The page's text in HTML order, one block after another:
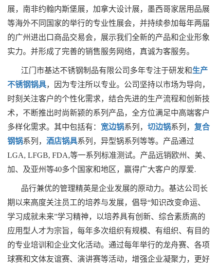
展，南非约翰内斯堡展，加拿大设计展，墨西哥家居用品展
等海外不同国家的举行的专业性展会，并持续参加每年两届
的广州进出口商品交易会，展示我们全新的产品和企业形象
实力。并形成了完善的销售服务网络，真诚为客服务。
江门市基达不锈钢制品有限公司多年专注于研发和生产
不锈钢锅具，因为专注所以专业。公司坚持以市场为导向，
时刻关注客户的个性化需求，结合先进的生产流程和创新技
术，不断推出时尚新颍的系列产品，全方位满足中高端客户
多样化需求。其中包括有： 宽边锅系列， 切边锅系列， 复合
钢锅系列， 酒店锅具系列，异型锅系列等等。产品通过
LGA, LFGB, FDA,等一系列标准测试。产品远销欧州、美、
加、及亚州等40多个国家和地区，赢得广大客户的厚爱.
品行兼优的管理精英是企业发展的原动力。基达公司长
期以来高度关注员工的培养与发展，倡导“知识改变命运、
学习成就未来”学习精神，以培养具有创新、综合素质高的
应用型人才为宗旨，每年多次组织有规模、有组织、有目的
的专业培训和企业文化活动。通过每年举行的龙舟赛、各项
球赛和文体友谊赛、演讲赛等活动，增强企业凝聚力，更好